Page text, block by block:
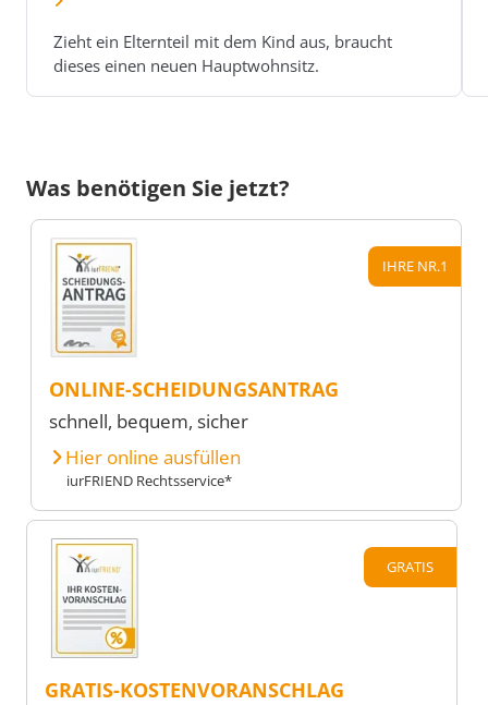
Zieht ein Elternteil mit dem Kind aus, braucht
dieses einen neuen Hauptwohnsitz.
Was benötigen Sie jetzt?
IHRE NR.1
ONLINE-SCHEIDUNGSANTRAG
schnell, bequem, sicher
Hier online ausfüllen
iurFRIEND Rechtsservice*
GRATIS
GRATIS-KOSTENVORANSCHLAG